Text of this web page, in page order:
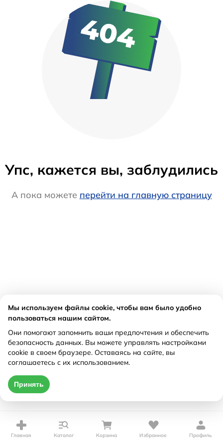
Упс, кажется вы, заблудились
А пока можете перейти на главную страницу
Главная Каталог Корзина Избранное Профиль
Мы используем файлы cookie, чтобы вам было удобно
пользоваться нашим сайтом.
Они помогают запомнить ваши предпочтения и обеспечить
безопасность данных. Вы можете управлять настройками
cookie в своем браузере. Оставаясь на сайте, вы
соглашаетесь с их использованием.
Принять